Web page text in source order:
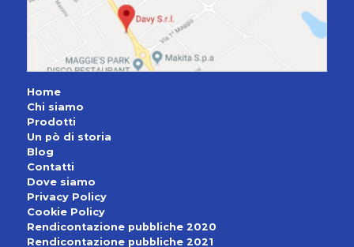
Home
Chi siamo
Prodotti
Un pò di storia
Blog
Contatti
Dove siamo
Privacy Policy
Cookie Policy
Rendicontazione pubbliche 2020
Rendicontazione pubbliche 2021